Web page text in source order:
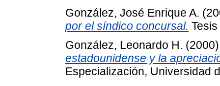
González, José Enrique A.
por el síndico concursal.
González, Leonardo H.
estadounidense y la
Especialización, Universidad